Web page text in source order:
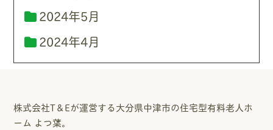
2024年5月
2024年4月
株式会社T＆Eが運営する大分県中津市の住宅型有料老人ホ
ーム よつ葉。